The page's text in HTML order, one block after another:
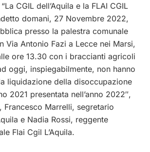
CGIL dell’Aquila e la FLAI CGIL
domani, 27 Novembre 2022,
presso la palestra comunale
Via Antonio Fazi a Lecce nei Marsi,
ore 13.30 con i braccianti agricoli
oggi, inspiegabilmente, non hanno
liquidazione della disoccupazione
2021 presentata nell’anno 2022″,
Francesco Marrelli, segretario
e Nadia Rossi, reggente
Flai Cgil L’Aquila.